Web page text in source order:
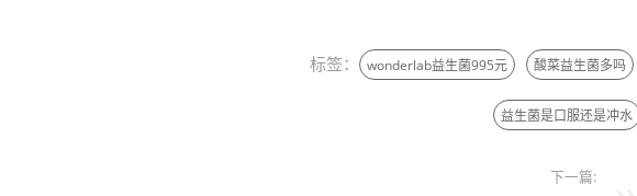
标签： wonderlab益生菌995元 酸菜益生菌多吗
益生菌是口服还是冲水
下一篇: